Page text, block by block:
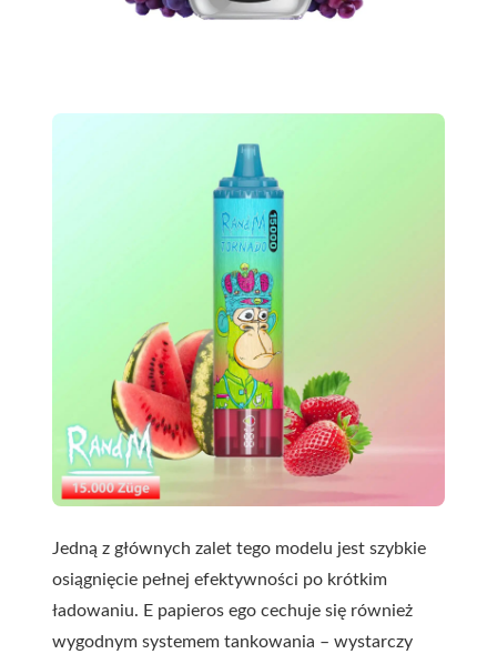
Jedną z głównych zalet tego modelu jest szybkie
osiągnięcie pełnej efektywności po krótkim
ładowaniu. E papieros ego cechuje się również
wygodnym systemem tankowania – wystarczy